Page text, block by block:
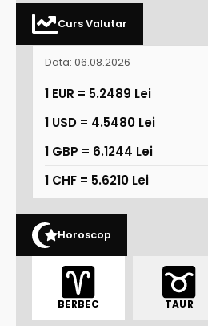
Curs Valutar
Data: 06.08.2026
1 EUR = 5.2489 Lei
1 USD = 4.5480 Lei
1 GBP = 6.1244 Lei
1 CHF = 5.6210 Lei
Horoscop
BERBEC TAUR